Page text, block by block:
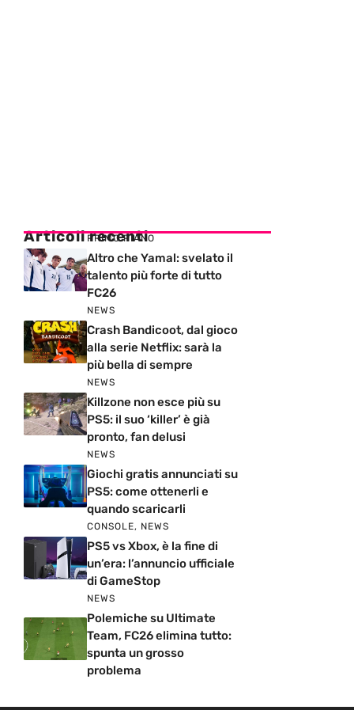
Articoli recenti
PRIMO PIANO
Altro che Yamal: svelato il
talento più forte di tutto
FC26
NEWS
Crash Bandicoot, dal gioco
alla serie Netflix: sarà la
più bella di sempre
NEWS
Killzone non esce più su
PS5: il suo ‘killer’ è già
pronto, fan delusi
NEWS
Giochi gratis annunciati su
PS5: come ottenerli e
quando scaricarli
CONSOLE, NEWS
PS5 vs Xbox, è la fine di
un’era: l’annuncio ufficiale
di GameStop
NEWS
Polemiche su Ultimate
Team, FC26 elimina tutto:
spunta un grosso
problema